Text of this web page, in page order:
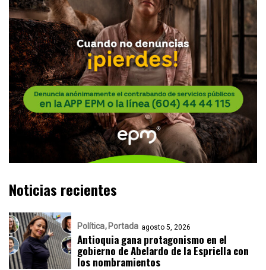
Noticias recientes
Política Portada agosto 5, 2026
Antioquia gana protagonismo en el
gobierno de Abelardo de la Espriella con
los nombramientos